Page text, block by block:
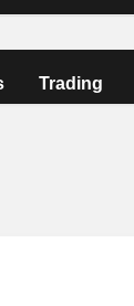
Trading